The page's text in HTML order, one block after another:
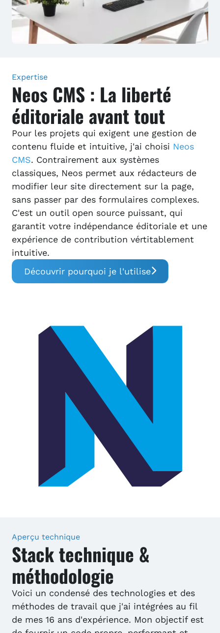
Expertise
Neos CMS : La liberté
éditoriale avant tout
Pour les projets qui exigent une gestion de
contenu fluide et intuitive, j'ai choisi Neos
CMS. Contrairement aux systèmes
classiques, Neos permet aux rédacteurs de
modifier leur site directement sur la page,
sans passer par des formulaires complexes.
C'est un outil open source puissant, qui
garantit votre indépendance éditoriale et une
expérience de contribution vértitablement
intuitive.
Découvrir pourquoi je l'utilise
Aperçu technique
Stack technique &
méthodologie
Voici un condensé des technologies et des
méthodes de travail que j'ai intégrées au fil
de mes 16 ans d'expérience. Mon objectif est